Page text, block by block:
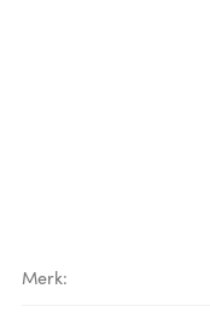
Merk: